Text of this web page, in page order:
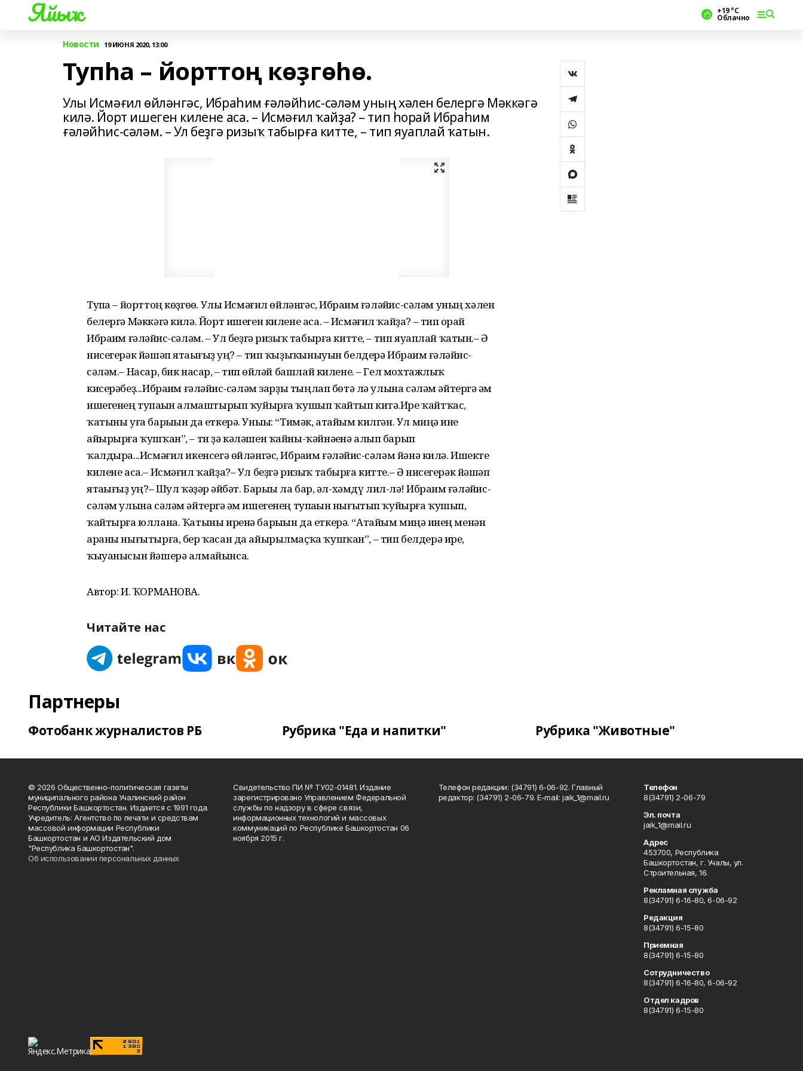
Яйыҡ +19 °С
Облачно
Новости 19 ИЮНЯ 2020, 13:00
Тупһа – йорттоң көҙгөһө.
Улы Исмәғил өйләнгәс, Ибраһим ғәләйһис-сәләм уның хәлен белергә Мәккәгә
килә. Йорт ишеген килене аса. – Исмәғил ҡайҙа? – тип һорай Ибраһим
ғәләйһис-сәләм. – Ул беҙгә ризыҡ табырға китте, – тип яуаплай ҡатын.
Тупһа – йорттоң көҙгөһө. Улы Исмәғил өйләнгәс, Ибраһим ғәләйһис-сәләм уның хәлен
белергә Мәккәгә килә. Йорт ишеген килене аса. – Исмәғил ҡайҙа? – тип һорай
Ибраһим ғәләйһис-сәләм. – Ул беҙгә ризыҡ табырға китте, – тип яуаплай ҡатын.– Ә
нисегерәк йәшәп ятаһығыҙ һуң? – тип ҡыҙыҡһыныуын белдерә Ибраһим ғәләйһис-
сәләм.– Насар, бик насар, – тип һөйләй башлай килене. – Гел мохтажлыҡ
кисерәбеҙ...Ибраһим ғәләйһис-сәләм зарҙы тыңлап бөтә лә улына сәләм әйтергә һәм
ишегенең тупһаһын алмаштырып ҡуйырға ҡушып ҡайтып китә.Ире ҡайтҡас,
ҡатыны уға барыһын да еткерә. Уныһы: “Тимәк, атайым килгән. Ул миңә һине
айырырға ҡушҡан”, – ти ҙә кәләшен ҡайны-ҡәйнәһенә алып барып
ҡалдыра...Исмәғил икенсегә өйләнгәс, Ибраһим ғәләйһис-сәләм йәнә килә. Ишекте
килене аса.– Исмәғил ҡайҙа?– Ул беҙгә ризыҡ табырға китте.– Ә нисегерәк йәшәп
ятаһығыҙ һуң?– Шул ҡәҙәр һәйбәт. Барыһы ла бар, әл-хәмдү лил-ләһ! Ибраһим ғәләйһис-
сәләм улына сәләм әйтергә һәм ишегенең тупһаһын нығытып ҡуйырға ҡушып,
ҡайтырға юллана. Ҡатыны иренә барыһын да еткерә. “Атайым миңә һинең менән
араны нығытырға, бер ҡасан да айырылмаҫҡа ҡушҡан”, – тип белдерә ире,
ҡыуанысын йәшерә алмайынса.
Автор: И. ҠОРМАНОВА.
Читайте нас
Партнеры
Фотобанк журналистов РБ Рубрика "Еда и напитки" Рубрика "Животные"
© 2026 Общественно-политическая газеты
муниципального района Учалинский район
Республики Башкортостан. Издается с 1991 года.
Учредитель: Агентство по печати и средствам
массовой информации Республики
Башкортостан и АО Издательский дом
"Республика Башкортостан".
Об использовании персональных данных
Свидетельство ПИ № ТУ02-01481. Издание
зарегистрировано Управлением Федеральной
службы по надзору в сфере связи,
информационных технологий и массовых
коммуникаций по Республике Башкортостан 06
ноября 2015 г.
Телефон редакции: (34791) 6-06-92. Главный
редактор: (34791) 2-06-79. Е-mаil: jaik_1@mail.ru
Телефон
8(34791) 2-06-79
Эл. почта
jaik_1@mail.ru
Адрес
453700, Республика
Башкортостан, г. Учалы, ул.
Строительная, 16.
Рекламная служба
8(34791) 6-16-80, 6-06-92
Редакция
8(34791) 6-15-80
Приемная
8(34791) 6-15-80
Сотрудничество
8(34791) 6-16-80, 6-06-92
Отдел кадров
8(34791) 6-15-80